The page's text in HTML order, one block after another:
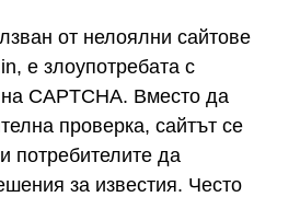
от нелоялни сайтове
е злоупотребата с
CAPTCHA. Вместо да
проверка, сайтът се
потребителите да
за известия. Често